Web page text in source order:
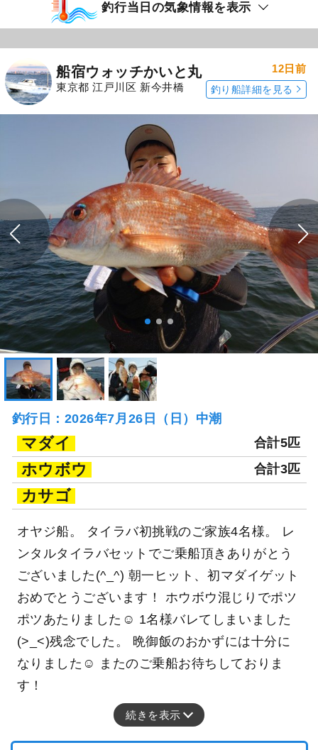
釣行当日の気象情報を表示
船宿ウォッチかいと丸
東京都 江戸川区 新今井橋
12日前
釣り船詳細を見る
釣行日：2026年7月26日（日）中潮
マダイ 合計5匹
ホウボウ 合計3匹
カサゴ
オヤジ船。 タイラバ初挑戦のご家族4名様。 レ
ンタルタイラバセットでご乗船頂きありがとう
ございました(^_^) 朝一ヒット、初マダイゲット
おめでとうございます！ ホウボウ混じりでポツ
ポツあたりました☺ 1名様バレてしまいました
(>_<)残念でした。 晩御飯のおかずには十分に
なりました☺ またのご乗船お待ちしておりま
す！
続きを表示